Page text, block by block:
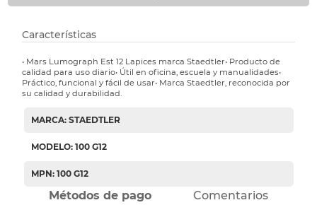
Características
• Mars Lumograph Est 12 Lapices marca Staedtler• Producto de
calidad para uso diario• Útil en oficina, escuela y manualidades•
Práctico, funcional y fácil de usar• Marca Staedtler, reconocida por
su calidad y durabilidad.
MARCA: STAEDTLER
MODELO: 100 G12
MPN: 100 G12
Métodos de pago Comentarios